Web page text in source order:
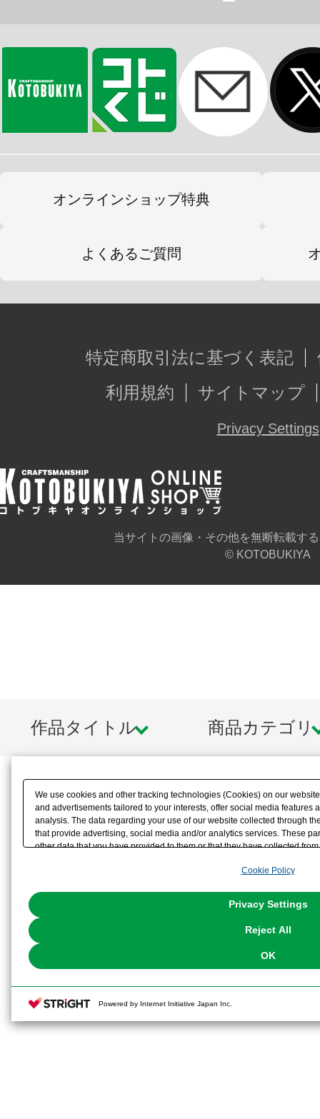
オンラインショップ特典
よくあるご質問
特定商取引法に基づく表記
利用規約
サイトマップ
Privacy Settings
当サイトの画像・その他を無断転載す
© KOTOBUKIYA
作品タイトル 商品カテゴリ
We use cookies and other tracking technologies (Cookies) on our
and advertisements tailored to your interests, offer social media features
analysis. The data regarding your use of our website collected through
that provide advertising, social media and/or analytics services. These
other data that you have provided to them or that they have collected
the use of all Cookies except for Strictly Necessary Cookies, please
You can change your consent or rejection settings at any time via
Cookie Policy
Privacy Settings
Reject All
OK
Powered by Internet Initiative Japan Inc.